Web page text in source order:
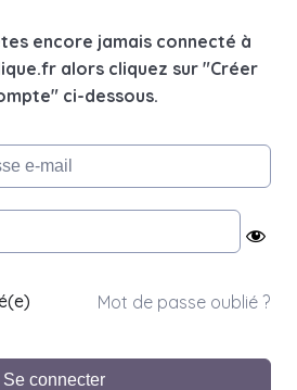
encore jamais connecté à
alors cliquez sur "Créer
ci-dessous.
Mot de passe oublié ?
Se connecter